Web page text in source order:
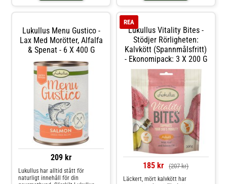
Lukullus Menu Gustico -
Lax Med Morötter, Alfalfa
& Spenat - 6 X 400 G
209 kr
Lukullus har alltid stått för
naturligt innehåll för din
Lukullus Vitality Bites -
Stödjer Rörligheten:
Kalvkött (spannmålsfritt)
- Ekonomipack: 3 X 200 G
REA
185 kr (207 kr)
Läckert, mört kalvkött har